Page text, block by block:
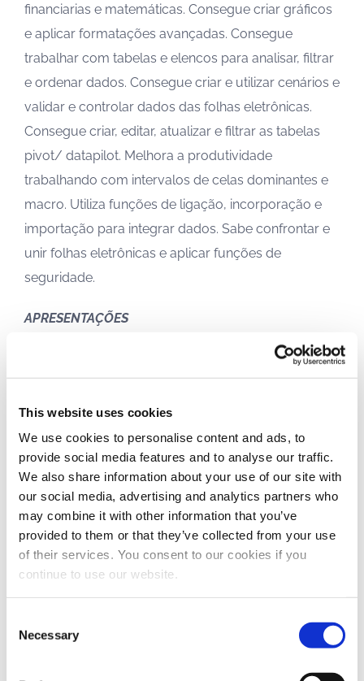
This website uses cookies
We use cookies to personalise content and ads, to
provide social media features and to analyse our traffic.
We also share information about your use of our site with
our social media, advertising and analytics partners who
may combine it with other information that you’ve
provided to them or that they’ve collected from your use
of their services. You consent to our cookies if you
continue to use our website.
Selection
Necessary
financiarias e matemáticas. Consegue criar gráficos
e aplicar formatações avançadas. Consegue
trabalhar com tabelas e elencos para analisar, filtrar
e ordenar dados. Consegue criar e utilizar cenários e
validar e controlar dados das folhas eletrônicas.
Consegue criar, editar, atualizar e filtrar as tabelas
pivot/ datapilot. Melhora a produtividade
trabalhando com intervalos de celas dominantes e
macro. Utiliza funções de ligação, incorporação e
importação para integrar dados. Sabe confrontar e
unir folhas eletrônicas e aplicar funções de
seguridade.
APRESENTAÇÕES
Consegue criar e editar modelos e temas e
trabalhar com layout dos slides. Consegue
melhorar uma apresentação utilizando desenhos
disponíveis e as ferramentas para imagens. Utiliza o
texto alternativo para a acessibilidade. Consegue
aplicar caraterísticas de formatação avançada para
gráficos, criar e editar diagramas. Consegue
adicionar elementos áudio e vídeo, criar gravações
áudio e vídeo, aplicar todas as animações
disponíveis. Utiliza funções de ligação,
incorporação, importação e exportação para
integrar dados. Gerencia a função “senha” para